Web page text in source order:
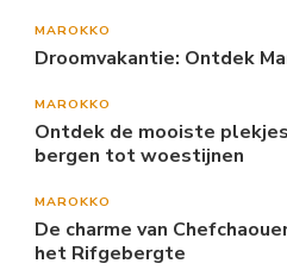
MAROKKO
Droomvakantie: Ontdek
MAROKKO
Ontdek de mooiste
bergen tot woestijnen
MAROKKO
De charme van
het Rifgebergte